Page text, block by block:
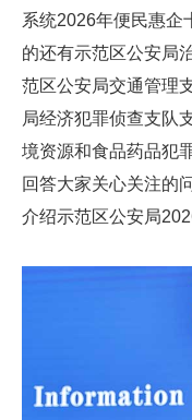
系统2026年便民惠企
的还有示范区公安局
范区公安局交通管理
局经济犯罪侦查支队
境资源和食品药品犯
回答大家关心关注的
介绍示范区公安局